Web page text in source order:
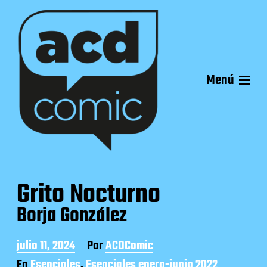
Menú
Grito Nocturno
Borja González
F
e
julio 11, 2024 PorACDComic